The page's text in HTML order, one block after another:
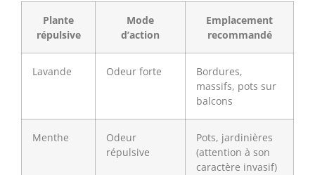
Plante
répulsive
Mode
d’action
Emplacement
recommandé
Lavande Odeur forte
Bordures,
massifs, pots sur
balcons
Menthe
Odeur
répulsive
Pots, jardinières
(attention à son
caractère invasif)